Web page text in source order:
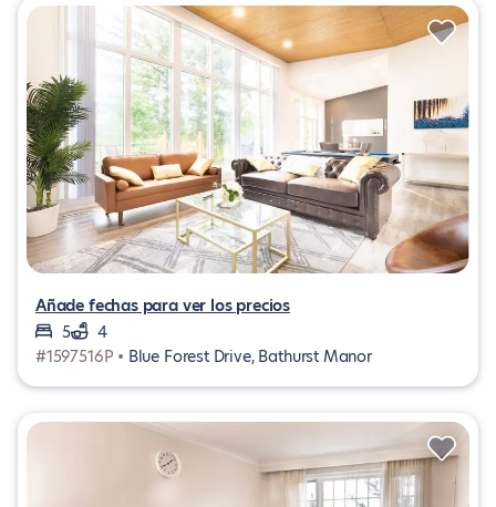
Añade fechas para ver los precios
5
4
#1597516P • Blue Forest Drive, Bathurst Manor